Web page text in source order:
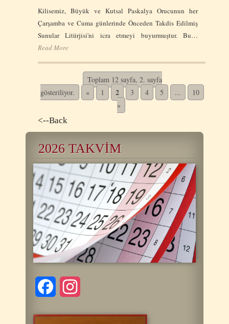
Kilisemiz, Büyük ve Kutsal Paskalya Orucunun her
Çarşamba ve Cuma günlerinde Önceden Takdis Edilmiş
Sunular Litürjisi'ni icra etmeyi buyurmuştur. Bu…
Read More
Toplam 12 sayfa, 2. sayfa
gösteriliyor.
« 1 2 3 4 5 ... 10
»
<--Back
2026 TAKVİM
Facebook